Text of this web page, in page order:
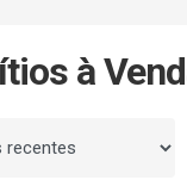
à
por